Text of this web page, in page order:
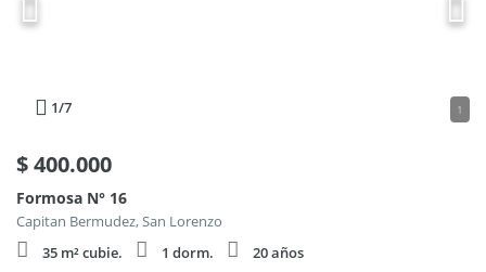
1/7 1
$400.000
Formosa N° 16
Capitan Bermudez, San Lorenzo
35 m² cubie.
1 dorm.
20 años